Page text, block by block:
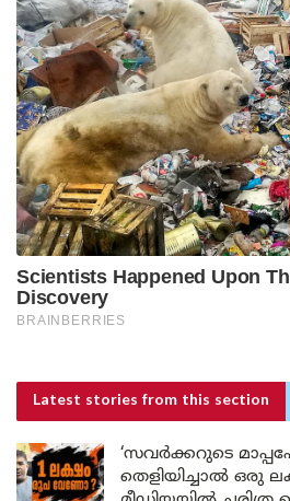
Latest stories from this section
‘സവർക്കറുടെ
തെളിയിച്ചാൽ ഒരു